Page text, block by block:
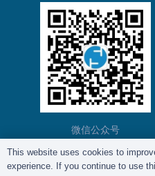
复育智库总部位于上
源、制造、医药
微信公众号
This website uses cookies to
experience. If you continue to use